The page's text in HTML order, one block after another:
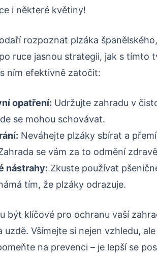
i některé květiny!
rozpoznat plzáka
ruce jasnou strategii, jak s tímto
ním efektivně zatočit:
opatření: Udržujte zahradu v
se mohou schovávat.
Neváhejte plzáky sbírat a
se vám za to odmění
nástrahy: Zkuste používat
tím, že plzáky odrazuje.
být klíčové pro ochranu vaší
uzdě. Všímejte si nejen vzhledu,
na prevenci – je lepší se